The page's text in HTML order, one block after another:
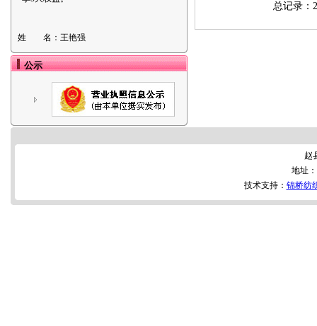
姓 名： 王艳强
公示
总记录：
赵
地址
技术支持： 锦桥纺